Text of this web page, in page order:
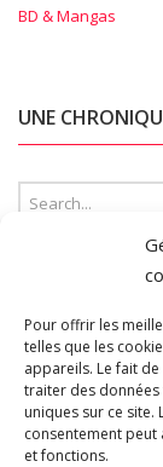
Pour offrir les
telles que les
appareils. Le fait
traiter des
uniques sur ce
consentement
et fonctions.
BD & Mangas
UNE
SUR LA TOILE…
Blogroll